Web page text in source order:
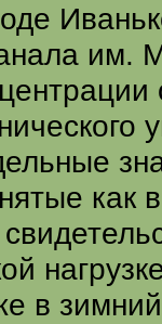
им.
как
в